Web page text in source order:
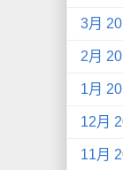
3月
2月
1月
12月
11月